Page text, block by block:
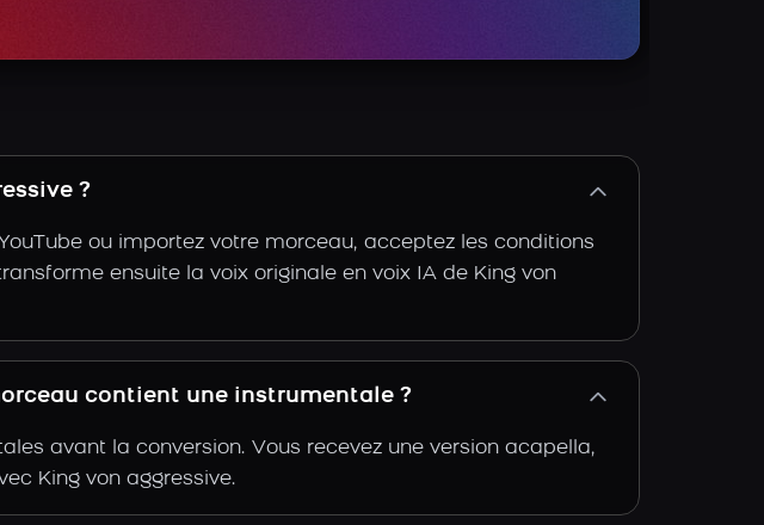
?
ou importez votre morceau, acceptez les conditions
ensuite la voix originale en voix IA de King von
contient une instrumentale ?
avant la conversion. Vous recevez une version acapella,
King von aggressive.